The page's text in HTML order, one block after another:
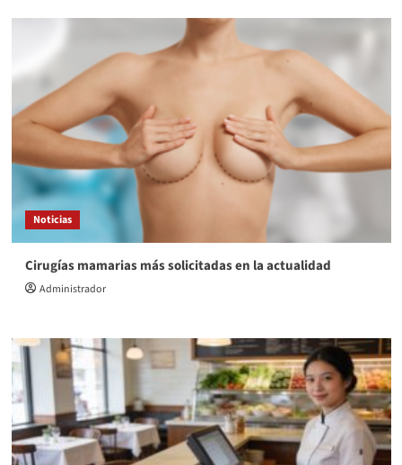
Noticias
Cirugías mamarias más solicitadas en la actualidad
Administrador